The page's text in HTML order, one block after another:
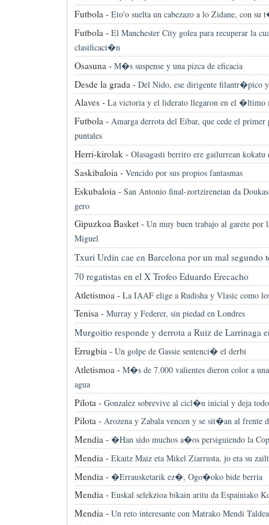
Futbola - Eto'o suelta un cabezazo a lo Zidane, con su
Futbola - El Manchester City golea para recuperar la
clasificaci�n
Osasuna - M�s suspense y una pizca de eficacia
Desde la grada - Del Nido, ese dirigente filantr�pico
Alaves - La victoria y el liderato llegaron en el �ltimo
Futbola - Amarga derrota del Eibar, que cede el primer
puntales
Herri-kirolak - Olasagasti berriro ere gailurrean kokatu
Saskibaloia - Vencido por sus propios fantasmas
Eskubaloia - San Antonio final-zortzirenetan da
gero
Gipuzkoa Basket - Un muy buen trabajo al garete
Miguel
Txuri Urdin cae en Barcelona por un mal segundo
70 regatistas en el X Trofeo Eduardo Erecacho
Atletismoa - La IAAF elige a Rudisha y Vlasic como
Tenisa - Murray y Federer, sin piedad en Londres
Murgoitio responde y derrota a Ruiz de Larrinaga
Errugbia - Un golpe de Gassie sentenci� el derbi
Atletismoa - M�s de 7.000 valientes dieron color a
agua
Pilota - Gonzalez sobrevive al cicl�n inicial y deja
Pilota - Arozena y Zabala vencen y se sit�an al frente
Mendia - �Han sido muchos a�os persiguiendo la
Mendia - Ekaitz Maiz eta Mikel Ziarrusta, jo eta su
Mendia - �Errausketarik ez�, Ogo�oko bide berria
Mendia - Euskal selekzioa bikain aritu da Espainiako
Mendia - Un reto interesante con Matrako Mendi